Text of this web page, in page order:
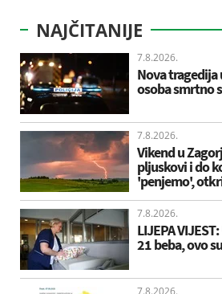
NAJČITANIJE
7.8.2026.
Nova tragedija
osoba smrtno
7.8.2026.
Vikend u
pljuskovi i do
'penjemo',
7.8.2026.
LIJEPA
21 beba, ovo
7.8.2026.